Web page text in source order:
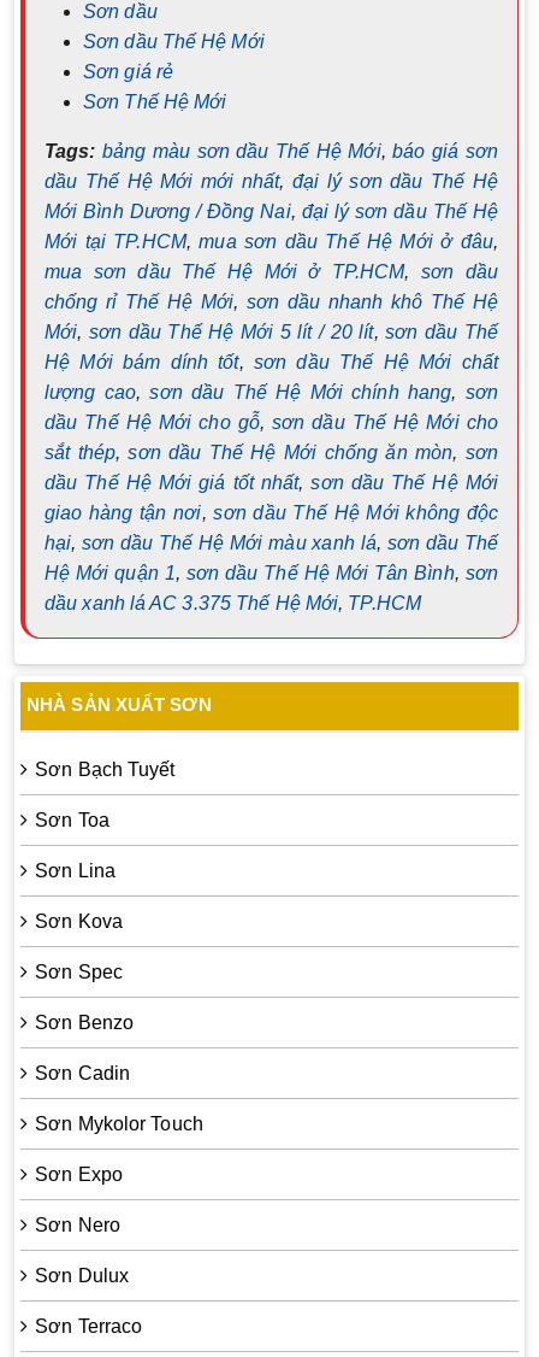
Sơn dầu
Sơn dầu Thế Hệ Mới
Sơn giá rẻ
Sơn Thế Hệ Mới
Tags: bảng màu sơn dầu Thế Hệ Mới,báo giá sơn
dầu Thế Hệ Mới mới nhất, đại lý sơn dầu Thế Hệ
Mới Bình Dương / Đồng Nai, đại lý sơn dầu Thế Hệ
Mới tại TP.HCM,mua sơn dầu Thế Hệ Mới ở đâu,
mua sơn dầu Thế Hệ Mới ở TP.HCM, sơn dầu
chống rỉ Thế Hệ Mới, sơn dầu nhanh khô Thế Hệ
Mới, sơn dầu Thế Hệ Mới 5 lít / 20 lít,sơn dầu Thế
Hệ Mới bám dính tốt, sơn dầu Thế Hệ Mới chất
lượng cao,sơn dầu Thế Hệ Mới chính hang, sơn
dầu Thế Hệ Mới cho gỗ,sơn dầu Thế Hệ Mới cho
sắt thép,sơn dầu Thế Hệ Mới chống ăn mòn, sơn
dầu Thế Hệ Mới giá tốt nhất,sơn dầu Thế Hệ Mới
giao hàng tận nơi,sơn dầu Thế Hệ Mới không độc
hại,sơn dầu Thế Hệ Mới màu xanh lá, sơn dầu Thế
Hệ Mới quận 1, sơn dầu Thế Hệ Mới Tân Bình, sơn
dầu xanh lá AC 3.375 Thế Hệ Mới, TP.HCM
NHÀ SẢN XUẤT SƠN
Sơn Bạch Tuyết
Sơn Toa
Sơn Lina
Sơn Kova
Sơn Spec
Sơn Benzo
Sơn Cadin
Sơn Mykolor Touch
Sơn Expo
Sơn Nero
Sơn Dulux
Sơn Terraco